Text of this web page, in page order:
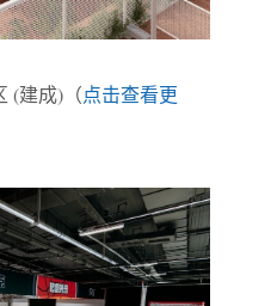
(建成)（点击查看更